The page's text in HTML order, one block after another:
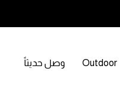
Outdoor وصل حديثاً